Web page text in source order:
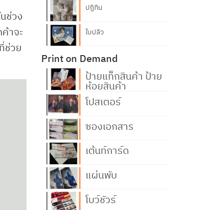
ช่วง
าจะ
ช่วย
ปฏิทิน
ใบปลิว
Print on Demand
ป้ายแท็กสินค้า ป้าย
ห้อยสินค้า
โปสเตอร์
ซองเอกสาร
เต้นท์การ์ด
แผ่นพับ
โบว์ชัวร์